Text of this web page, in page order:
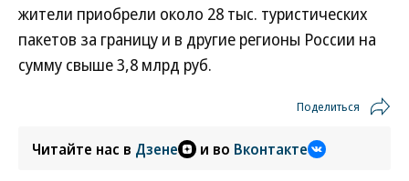
жители приобрели около 28 тыс. туристических
пакетов за границу и в другие регионы России на
сумму свыше 3,8 млрд руб.
Поделиться
Читайте нас в Дзене и во Вконтакте